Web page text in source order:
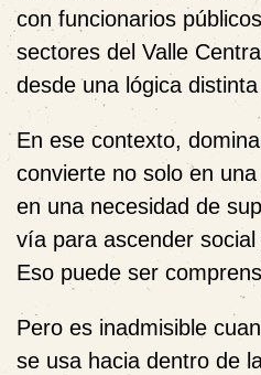
con funcionarios
sectores del Valle
desde una lógica
En ese contexto,
convierte no solo en
en una necesidad de
vía para ascender
Eso puede ser
Pero es inadmisible
se usa hacia dentro de